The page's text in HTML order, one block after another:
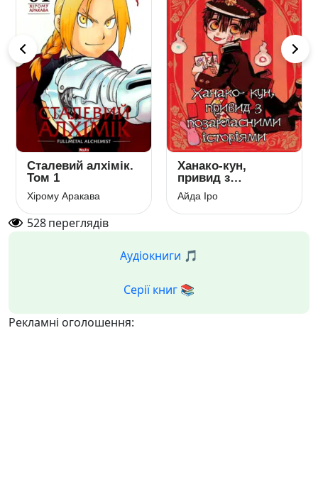
Сталевий алхімік.
Том 1
Хірому Аракава
Ханако-кун,
привид з
позакласними
історіями
Айда Іро
528переглядів
Аудіокниги 🎵
Серії книг 📚
Рекламні оголошення: